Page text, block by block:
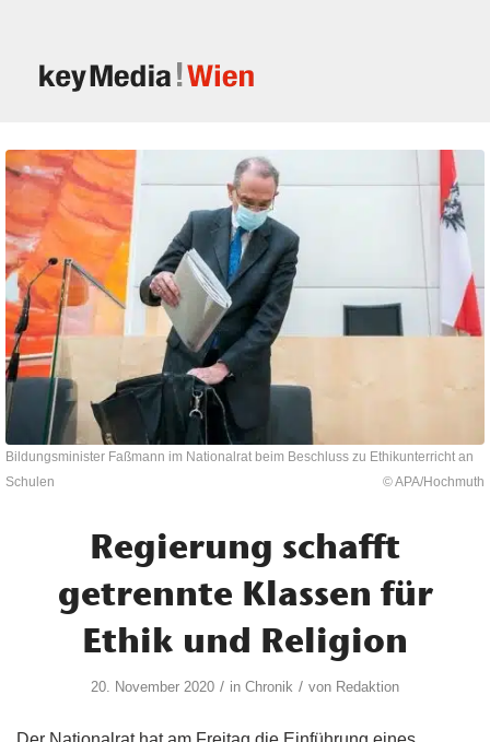
Bildungsminister Faßmann im Nationalrat beim Beschluss zu Ethikunterricht an
Schulen
© APA/Hochmuth
Regierung schafft
getrennte Klassen für
Ethik und Religion
20. November 2020 / in Chronik / von Redaktion